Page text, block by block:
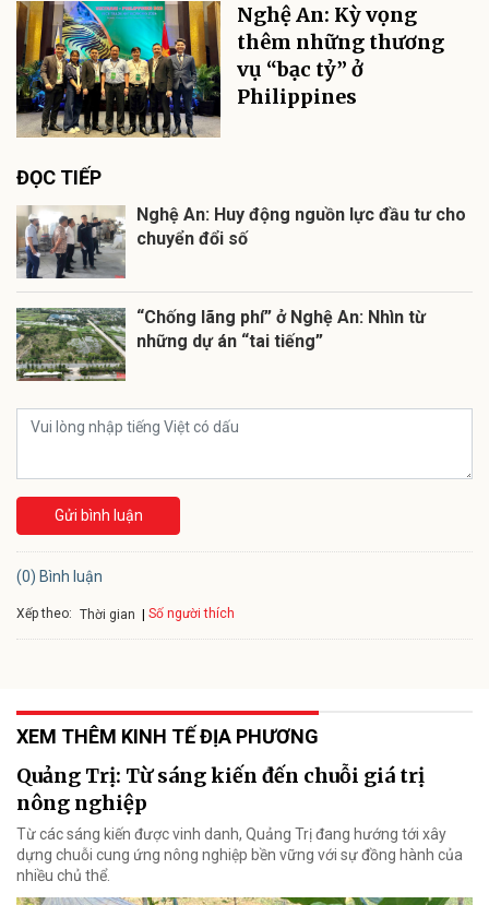
Nghệ An: Kỳ vọng
thêm những thương
vụ “bạc tỷ” ở
Philippines
ĐỌC TIẾP
Nghệ An: Huy động nguồn lực đầu tư cho
chuyển đổi số
“Chống lãng phí” ở Nghệ An: Nhìn từ
những dự án “tai tiếng”
Gửi bình luận
(0) Bình luận
Xếp theo: Thời gian Số người thích
XEM THÊM KINH TẾ ĐỊA PHƯƠNG
Quảng Trị: Từ sáng kiến đến chuỗi giá trị
nông nghiệp
Từ các sáng kiến được vinh danh, Quảng Trị đang hướng tới xây
dựng chuỗi cung ứng nông nghiệp bền vững với sự đồng hành của
nhiều chủ thể.